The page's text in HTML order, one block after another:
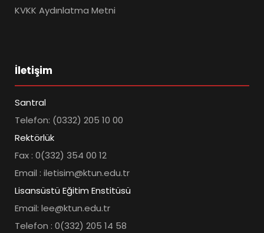
KVKK Aydınlatma Metni
İletişim
Santral
Telefon: (0332) 205 10 00
Rektörlük
Fax : 0(332) 354 00 12
Email : iletisim@ktun.edu.tr
Lisansüstü Eğitim Enstitüsü
Email: lee@ktun.edu.tr
Telefon : 0(332) 205 14 58